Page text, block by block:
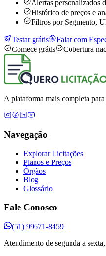
Alertas personalizados
Histórico de preços e
Filtros por Segmento,
Testar grátis
Falar com
Comece grátis
Cobertura
A plataforma mais completa
Navegação
Explorar Licitações
Planos e Preços
Órgãos
Blog
Glossário
Fale Conosco
(51) 99671-8459
Atendimento de segunda a